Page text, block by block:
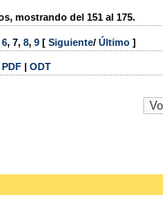
mostrando del 151 al 175.
6, 7, 8, 9 [ Siguiente/ Último ]
PDF | ODT